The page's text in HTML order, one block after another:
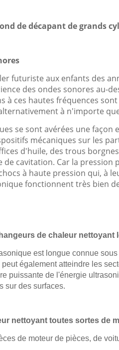
de décapant de grands
futuriste aux enfants des
des ondes sonores au-
à ces hautes fréquences
à n'importe
se sont avérées une
mécaniques sur les
d'huile, des trous
de cavitation. Car la
à haute pression qui, à
fonctionnent très bien
de chaleur nettoyant
est longue connue
également atteindre les
puissante de l'énergie
sur des surfaces.
nettoyant toutes sortes de
de moteur de pièces, de